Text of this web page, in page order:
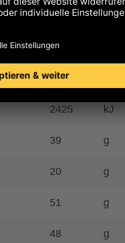
580
2425 kJ
39 g
20 g
51 g
48 g